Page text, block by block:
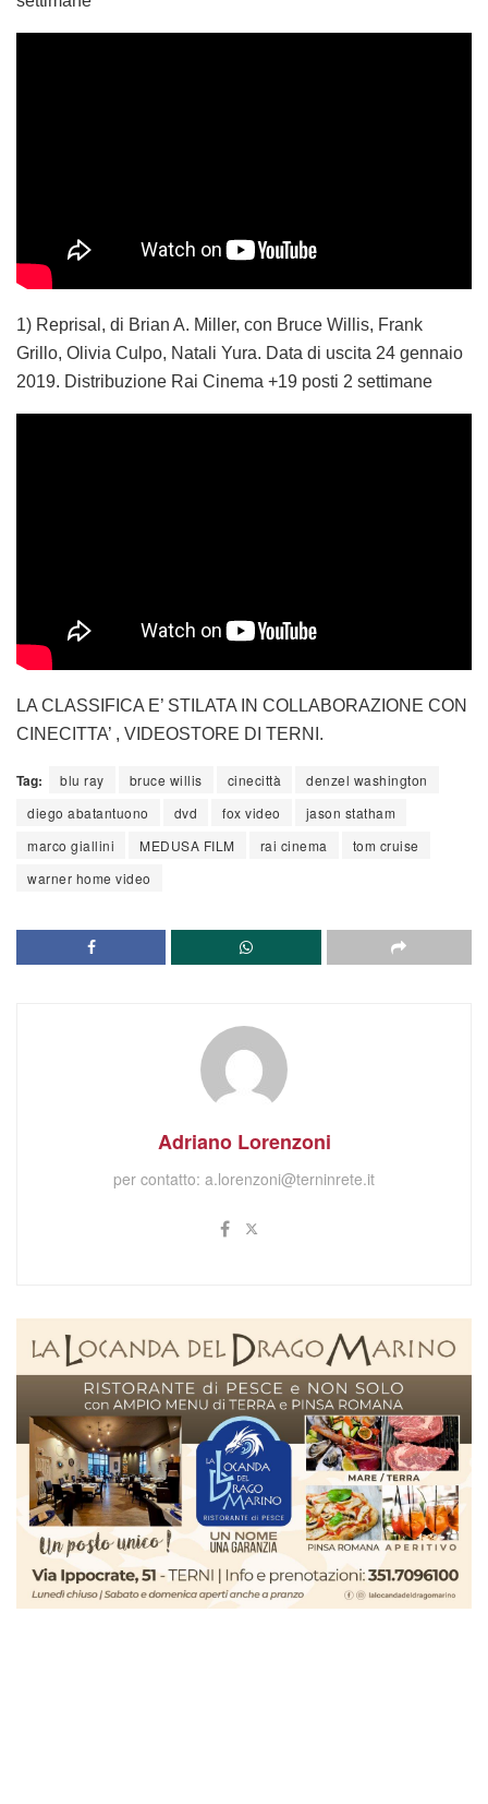
1) Reprisal, di Brian A. Miller, con Bruce Willis, Frank
Grillo, Olivia Culpo, Natali Yura. Data di uscita 24 gennaio
2019. Distribuzione Rai Cinema +19 posti 2 settimane
LA CLASSIFICA E’ STILATA IN COLLABORAZIONE CON
CINECITTA’ , VIDEOSTORE DI TERNI.
Tag: blu ray bruce willis cinecittà
denzel washington
diego abatantuono
dvd fox video
jason statham
marco giallini
MEDUSA FILM rai cinema
tom cruise
warner home video
Adriano Lorenzoni
per contatto: a.lorenzoni@terninrete.it